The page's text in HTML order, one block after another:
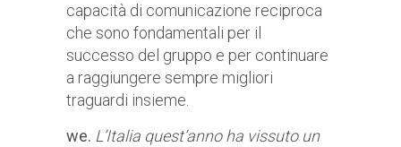
capacità di comunicazione reciproca
che sono fondamentali per il
successo del gruppo e per continuare
a raggiungere sempre migliori
traguardi insieme.
we. L’Italia quest’anno ha vissuto un